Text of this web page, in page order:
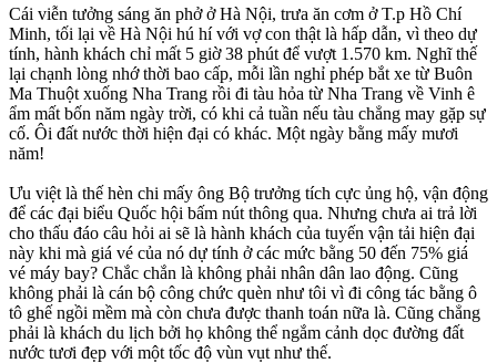
Cái viễn tưởng sáng ăn phở ở Hà Nội, trưa ăn cơm ở T.p Hồ Chí
Minh, tối lại về Hà Nội hú hí với vợ con thật là hấp dẫn, vì theo dự
tính, hành khách chỉ mất 5 giờ 38 phút để vượt 1.570 km. Nghĩ thế
lại chạnh lòng nhớ thời bao cấp, mỗi lần nghỉ phép bắt xe từ Buôn
Ma Thuột xuống Nha Trang rồi đi tàu hỏa từ Nha Trang về Vinh ê
ẩm mất bốn năm ngày trời, có khi cả tuần nếu tàu chẳng may gặp sự
cố. Ôi đất nước thời hiện đại có khác. Một ngày bằng mấy mươi
năm!
Ưu việt là thế hèn chi mấy ông Bộ trưởng tích cực ủng hộ, vận động
để các đại biểu Quốc hội bấm nút thông qua. Nhưng chưa ai trả lời
cho thấu đáo câu hỏi ai sẽ là hành khách của tuyến vận tải hiện đại
này khi mà giá vé của nó dự tính ở các mức bằng 50 đến 75% giá
vé máy bay? Chắc chắn là không phải nhân dân lao động. Cũng
không phải là cán bộ công chức quèn như tôi vì đi công tác bằng ô
tô ghế ngồi mềm mà còn chưa được thanh toán nữa là. Cũng chẳng
phải là khách du lịch bởi họ không thể ngắm cảnh dọc đường đất
nước tươi đẹp với một tốc độ vùn vụt như thế.